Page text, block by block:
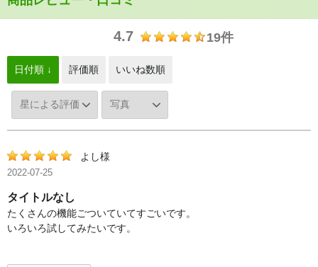
4.7 19件
日付順 ↓ 評価順 いいね数順
よし様
2022-07-25
タイトルなし
たくさんの機能ごついていてすごいです。
いろいろ試してみたいです。